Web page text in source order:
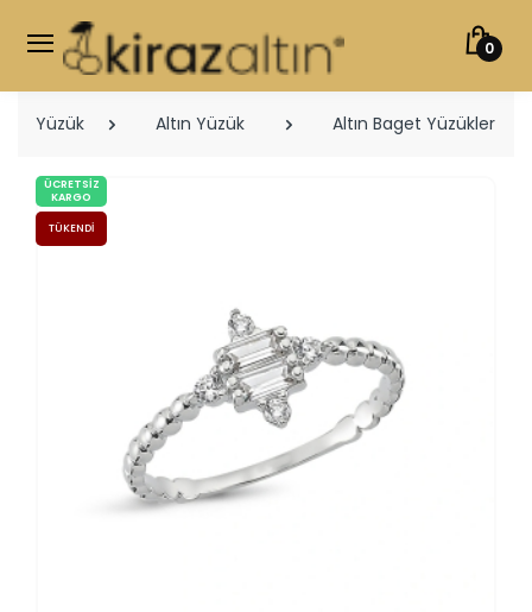
0
Yüzük Altın Yüzük Altın Baget Yüzükler
ÜCRETSIZ
KARGO
TÜKENDI